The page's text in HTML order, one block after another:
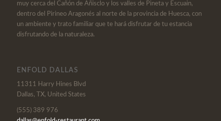
muy cerca del Cañón de Añisclo y los valles de Pineta y Escuain,
dentro del Pirineo Aragonés al norte de la provincia de Huesca, con
un ambiente y trato familiar que te hará disfrutar de tu estancia
disfrutando de la naturaleza.
ENFOLD DALLAS
11311 Harry Hines Blvd
Dallas, TX, United States
(555) 389 976